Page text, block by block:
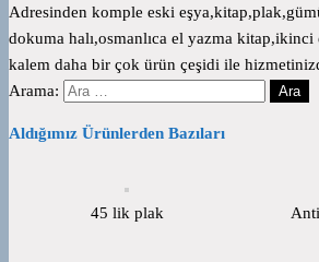
Adresinden komple eski
dokuma halı,osmanlıca el yazma
kalem daha bir çok ürün çeşidi ile
Arama:
Aldığımız Ürünlerden Bazıları
45 lik plak